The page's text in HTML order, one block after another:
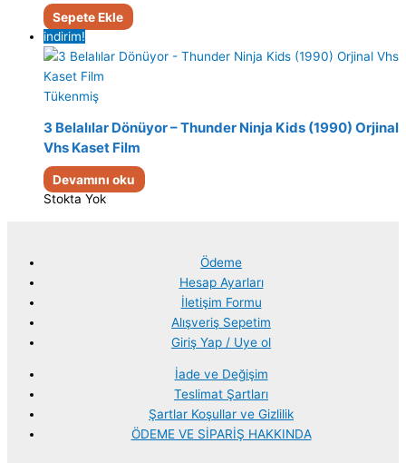
Sepete Ekle
indirim!
Tükenmiş
3 Belalılar Dönüyor – Thunder Ninja Kids (1990) Orjinal
Vhs Kaset Film
Devamını oku
Stokta Yok
Ödeme
Hesap Ayarları
İletişim Formu
Alışveriş Sepetim
Giriş Yap / Uye ol
İade ve Değişim
Teslimat Şartları
Şartlar Koşullar ve Gizlilik
ÖDEME VE SİPARİŞ HAKKINDA